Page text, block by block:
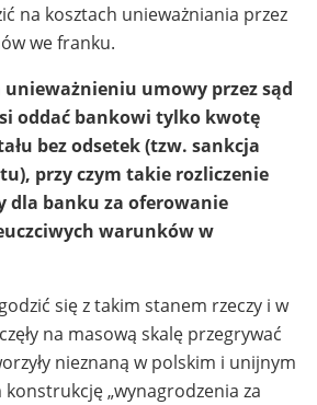
na kosztach unieważniania przez
we franku.
umowy przez sąd
oddać bankowi tylko kwotę
bez odsetek (tzw. sankcja
przy czym takie rozliczenie
dla banku za oferowanie
warunków w
się z takim stanem rzeczy i w
na masową skalę przegrywać
nieznaną w polskim i unijnym
„wynagrodzenia za